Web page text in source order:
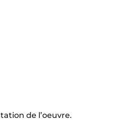
de l’oeuvre.